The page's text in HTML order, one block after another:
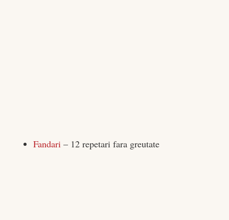
Fandari – 12 repetari fara greutate